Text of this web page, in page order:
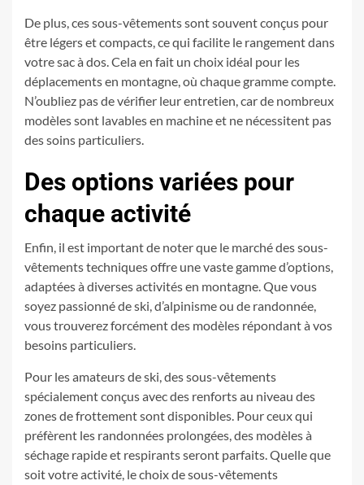
De plus, ces sous-vêtements sont souvent conçus pour
être légers et compacts, ce qui facilite le rangement dans
votre sac à dos. Cela en fait un choix idéal pour les
déplacements en montagne, où chaque gramme compte.
N’oubliez pas de vérifier leur entretien, car de nombreux
modèles sont lavables en machine et ne nécessitent pas
des soins particuliers.
Des options variées pour
chaque activité
Enfin, il est important de noter que le marché des sous-
vêtements techniques offre une vaste gamme d’options,
adaptées à diverses activités en montagne. Que vous
soyez passionné de ski, d’alpinisme ou de randonnée,
vous trouverez forcément des modèles répondant à vos
besoins particuliers.
Pour les amateurs de ski, des sous-vêtements
spécialement conçus avec des renforts au niveau des
zones de frottement sont disponibles. Pour ceux qui
préfèrent les randonnées prolongées, des modèles à
séchage rapide et respirants seront parfaits. Quelle que
soit votre activité, le choix de sous-vêtements